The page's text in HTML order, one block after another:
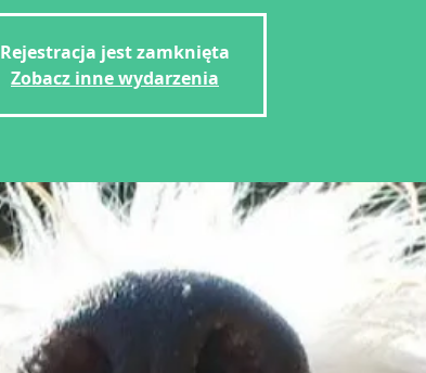
Rejestracja jest zamknięta
Zobacz inne wydarzenia